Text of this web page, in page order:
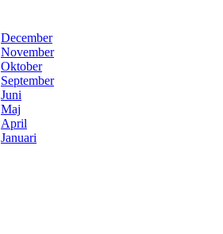
December
November
Oktober
September
Juni
Maj
April
Januari